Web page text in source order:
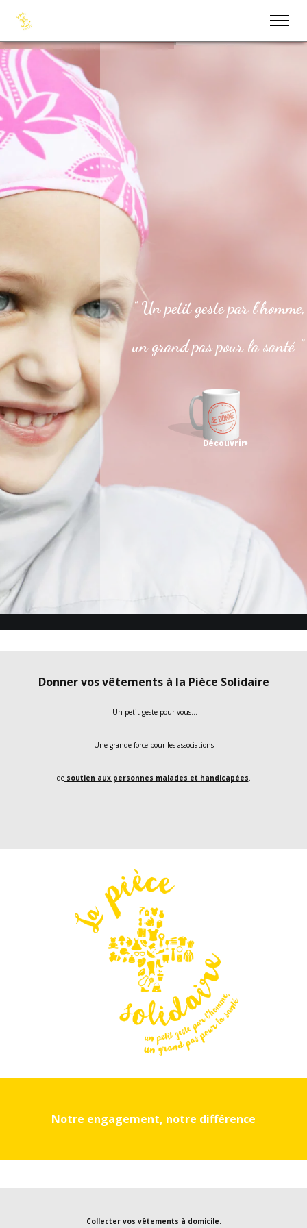
" Un petit geste par l’homme,
un grand pas pour la santé "
Découvrir
Donner vos vêtements à la Pièce Solidaire
Un petit geste pour vous…
Une grande force pour les associations
desoutien aux personnes malades et handicapées.
Notre engagement, notre différence
Collecter vos vêtements à domicile.